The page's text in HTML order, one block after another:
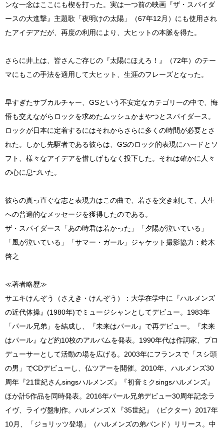
ンな一念はここにも楔を打った。実は一つ前の映画『ザ・スパイダ
ースの大進撃』主題歌「夜明けの太陽」（67年12月）にも使用され
たアイデアだが、再度の利用により、大ヒットの本脈を得た。
さらに井上は、皆さんご存じの『太陽にほえろ！』（72年）のテー
マにもこの手法を適用して大ヒット、生涯のフレーズとなった。
早すぎたサブカルチャー、GSという不安定なカテゴリーの中で、悔
悟も交えながらロックを求めたムッシュかまやつとスパイダース。
ロックが日本に定着するにはそれからさらに多くの時間が必要とさ
れた。しかし先駆者である彼らは、GSのロック的表現にハードとソ
フト、様々なアイデアを惜しげもなく投下した。それは確かに人々
の心に息づいた。
彼らの真っ直ぐな志と表現力はこの曲で、若さを突き刺して、人生
への普遍的なメッセージを獲得したのである。
ザ・スパイダース「あの時君は若かった」「夕陽が泣いている」
「風が泣いている」「サマー・ガール」ジャケット撮影協力：鈴木
啓之
≪著者略歴≫
サエキけんぞう（さえき・けんぞう）：大学在学中に『ハルメンズ
の近代体操』(1980年)でミュージシャンとしてデビュー。1983年
「パール兄弟」を結成し、『未来はパール』で再デビュー。『未来
はパール』など約10枚のアルバムを発表。1990年代は作詞家、プロ
デューサーとして活動の場を広げる。2003年にフランスで「スシ頭
の男」でCDデビューし、仏ツアーを開催。2010年、ハルメンズ30
周年『21世紀さんsingsハルメンズ』『初音ミクsingsハルメンズ』
ほか計5作品を同時発表。2016年パール兄弟デビュー30周年記念ラ
イヴ、ライヴ盤制作。ハルメンズＸ『35世紀』（ビクター）2017年
10月、「ジョリッツ登場」（ハルメンズの弟バンド）リリース。中